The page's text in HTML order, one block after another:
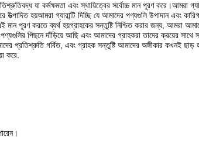
যা কর্মক্ষমতা এবং স্থায়িত্বের সর্বোচ্চ মান পূরণ করে।আমরা
উত্পাদিত হয়আমরা গ্যারান্টি দিচ্ছি যে আমাদের পণ্যগুলি উপাদান এবং
পূরণ করতে ব্যর্থ হয়গ্রাহকের সন্তুষ্টি নিশ্চিত করার জন্য, আমরা
পিছনে দাঁড়িয়ে আছি এবং আমাদের গ্রাহকরা তাদের ক্রয়ের সাথে
প্রতিশ্রুতি গর্বিত, এবং গ্রাহক সন্তুষ্টি আমাদের অঙ্গীকার কখনই
করে.